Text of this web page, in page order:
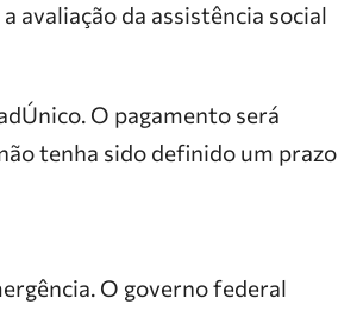
avaliação da assistência social
O pagamento será
tenha sido definido um prazo
O governo federal